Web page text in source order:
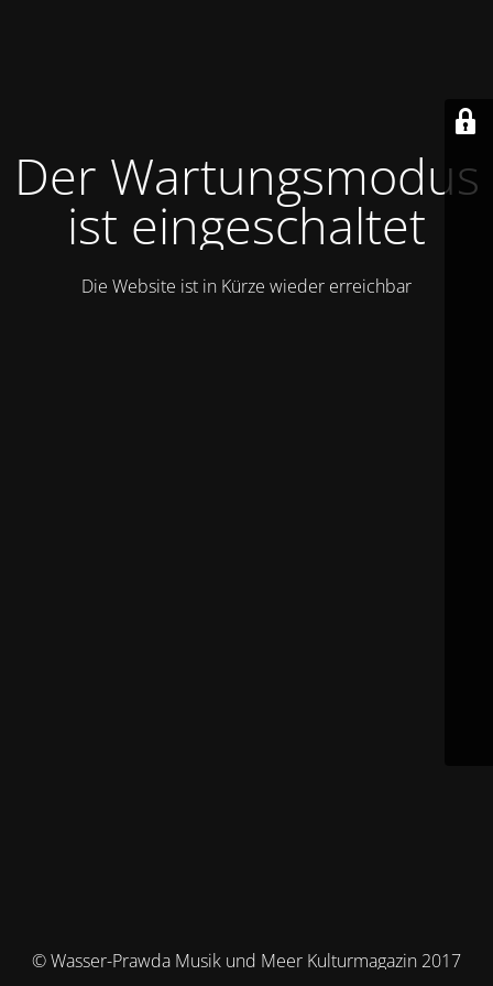
Der Wartungsmodus
ist eingeschaltet
Die Website ist in Kürze wieder erreichbar
© Wasser-Prawda Musik und Meer Kulturmagazin 2017